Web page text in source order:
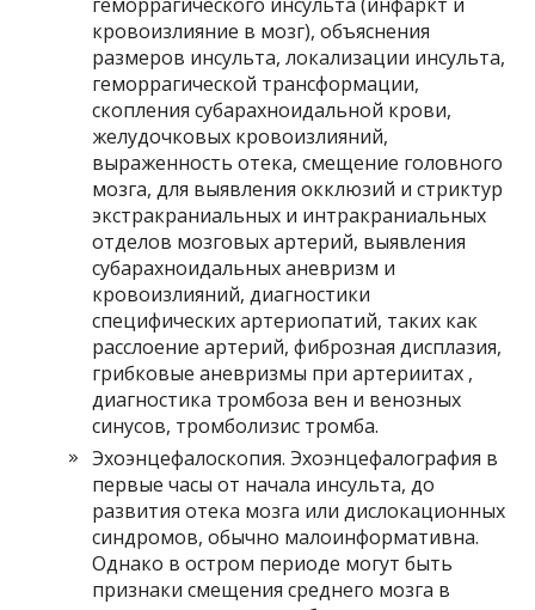
кровоизлияние в мозг), объяснения
размеров инсульта, локализации инсульта,
геморрагической трансформации,
скопления субарахноидальной крови,
желудочковых кровоизлияний,
выраженность отека, смещение головного
мозга, для выявления окклюзий и стриктур
экстракраниальных и интракраниальных
отделов мозговых артерий, выявления
субарахноидальных аневризм и
кровоизлияний, диагностики
специфических артериопатий, таких как
расслоение артерий, фиброзная дисплазия,
грибковые аневризмы при артериитах ,
диагностика тромбоза вен и венозных
синусов, тромболизис тромба.
Эхоэнцефалоскопия. Эхоэнцефалография в
первые часы от начала инсульта, до
развития отека мозга или дислокационных
синдромов, обычно малоинформативна.
Однако в остром периоде могут быть
признаки смещения среднего мозга в